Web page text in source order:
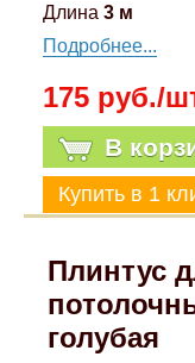
Длина 3 м
Подробнее...
175 руб./
В
Плинтус
голубая